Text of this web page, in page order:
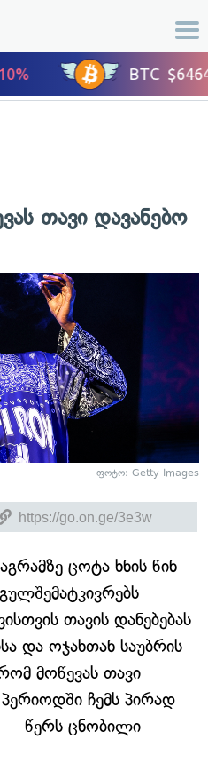
თავი დავანებო
ფოტო: Getty Images
ცოტა ხნის წინ
თავის დანებებას
და ოჯახთან საუბრის
მოწევას თავი
ჩემს პირად
— წერს ცნობილი